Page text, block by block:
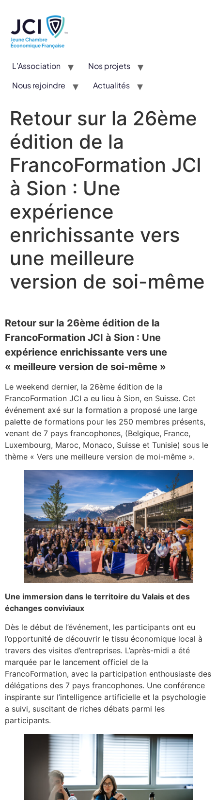
L’Association
Nos projets
Nous rejoindre
Actualités
Retour sur la 26ème
édition de la
FrancoFormation JCI
à Sion : Une
expérience
enrichissante vers
une meilleure
version de soi-même
Retour sur la 26ème édition de la
FrancoFormation JCI à Sion : Une
expérience enrichissante vers une
« meilleure version de soi-même »
Le weekend dernier, la 26ème édition de la
FrancoFormation JCI a eu lieu à Sion, en Suisse. Cet
événement axé sur la formation a proposé une large
palette de formations pour les 250 membres présents,
venant de 7 pays francophones, (Belgique, France,
Luxembourg, Maroc, Monaco, Suisse et Tunisie) sous le
thème « Vers une meilleure version de moi-même ».
Une immersion dans le territoire du Valais et des
échanges conviviaux
Dès le début de l’événement, les participants ont eu
l’opportunité de découvrir le tissu économique local à
travers des visites d’entreprises. L’après-midi a été
marquée par le lancement officiel de la
FrancoFormation, avec la participation enthousiaste des
délégations des 7 pays francophones. Une conférence
inspirante sur l’intelligence artificielle et la psychologie
a suivi, suscitant de riches débats parmi les
participants.